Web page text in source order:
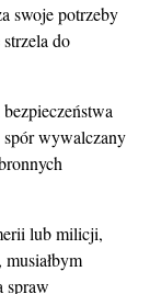
swoje potrzeby
do
spór wywalczany
lub milicji,
spraw